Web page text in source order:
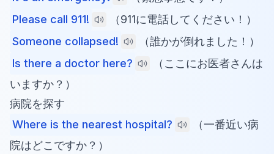
Please call 911!
（911に電話してください！）
Someone collapsed!
（誰かが倒れました！）
Is there a doctor here?
（ここにお医者さんは
いますか？）
病院を探す
Where is the nearest hospital?
（一番近い病
院はどこですか？）